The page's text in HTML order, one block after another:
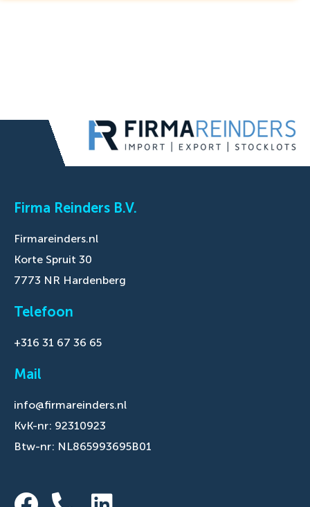
Firma Reinders B.V.
Firmareinders.nl
Korte Spruit 30
7773 NR Hardenberg
Telefoon
+316 31 67 36 65
Mail
info@firmareinders.nl
KvK-nr: 92310923
Btw-nr: NL865993695B01